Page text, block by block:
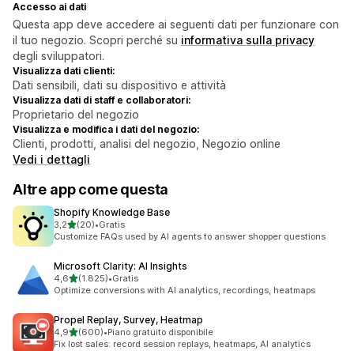
Accesso ai dati
Questa app deve accedere ai seguenti dati per funzionare con
il tuo negozio. Scopri perché su informativa sulla privacy
degli sviluppatori.
Visualizza dati clienti:
Dati sensibili, dati su dispositivo e attività
Visualizza dati di staff e collaboratori:
Proprietario del negozio
Visualizza e modifica i dati del negozio:
Clienti, prodotti, analisi del negozio, Negozio online
Vedi i dettagli
Altre app come questa
Shopify Knowledge Base
3,2stelle su 5
(20)
20 recensioni totali
•Gratis
Customize FAQs used by AI agents to answer shopper questions
Microsoft Clarity: AI Insights
4,6stelle su 5
(1.825)
1825 recensioni totali
•Gratis
Optimize conversions with AI analytics, recordings, heatmaps
Propel Replay, Survey, Heatmap
4,9stelle su 5
(600)
600 recensioni totali
•Piano gratuito disponibile
Fix lost sales: record session replays, heatmaps, AI analytics